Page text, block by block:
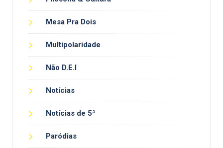
Mesa Pra Dois
Multipolaridade
Não D.E.I
Notícias
Notícias de 5ª
Paródias